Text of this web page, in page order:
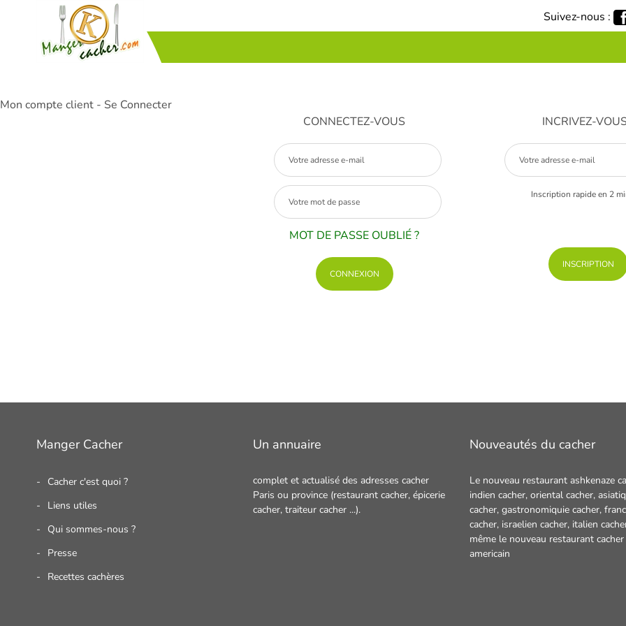
Suivez-nous :
Mon compte client - Se Connecter
CONNECTEZ-VOUS
MOT DE PASSE OUBLIÉ ?
INCRIVEZ-VOUS
Inscription rapide en 2
Manger Cacher
Cacher c'est quoi ?
Liens utiles
Qui sommes-nous ?
Presse
Recettes cachères
Un annuaire
complet et actualisé des adresses cacher
Paris ou province (restaurant cacher, épicerie
cacher, traiteur cacher ...).
Nouveautés du cacher
Le nouveau restaurant ashkenaze
indien cacher, oriental cacher,
cacher, gastronomiquie cacher,
cacher, israelien cacher, italien
même le nouveau restaurant cacher
americain